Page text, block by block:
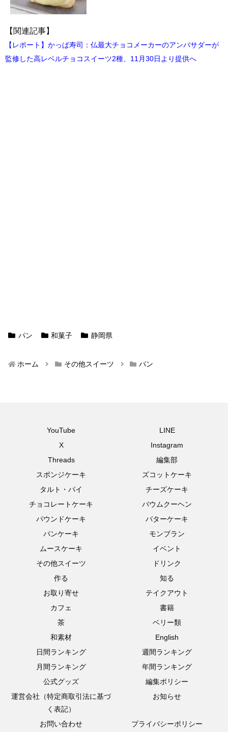
【関連記事】
【レポート】かっぱ寿司：仏最大チョコメーカーのアンバサダーが
監修した高レベルチョコスイーツ2種、11月30日より提供へ
パン 和菓子 静岡県
ホーム その他スイーツ パン
YouTube
LINE
X
Instagram
Threads
編集部
スポンジケーキ
ズコットケーキ
タルト・パイ
チーズケーキ
チョコレートケーキ
バウムクーヘン
パウンドケーキ
バターケーキ
パンケーキ
モンブラン
ムースケーキ
イベント
その他スイーツ
ドリンク
作る
知る
お取り寄せ
テイクアウト
カフェ
書籍
茶
ベリー類
和素材
English
日間ランキング
週間ランキング
月間ランキング
年間ランキング
公式グッズ
編集ポリシー
運営会社（特定商取引法に基づ
く表記）
お知らせ
お問い合わせ プライバシーポリシー